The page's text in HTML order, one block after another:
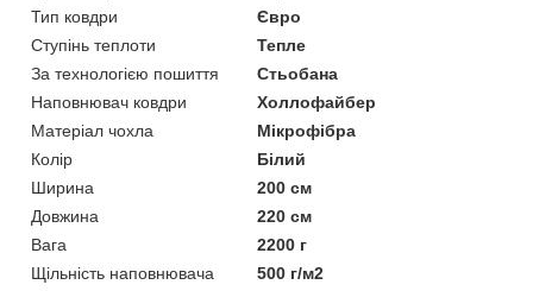
Тип ковдри
Євро
Ступінь теплоти
Тепле
За технологією пошиття
Стьобана
Наповнювач ковдри
Холлофайбер
Матеріал чохла
Мікрофібра
Колір
Білий
Ширина
200 см
Довжина
220 см
Вага
2200 г
Щільність наповнювача
500 г/м2